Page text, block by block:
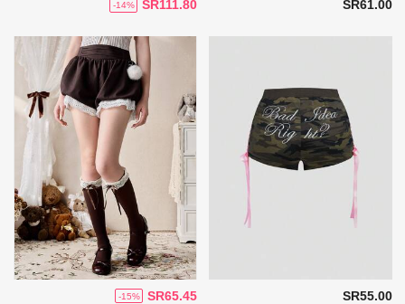
SR61.00
SR111.80
-14%
SR55.00
SR65.45
-15%